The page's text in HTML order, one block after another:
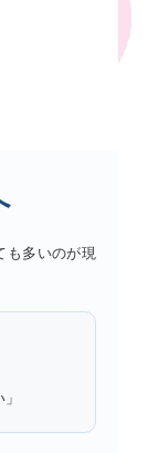
も多いのが現